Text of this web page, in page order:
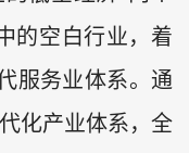
的空白行业，着
服务业体系。通
化产业体系，全